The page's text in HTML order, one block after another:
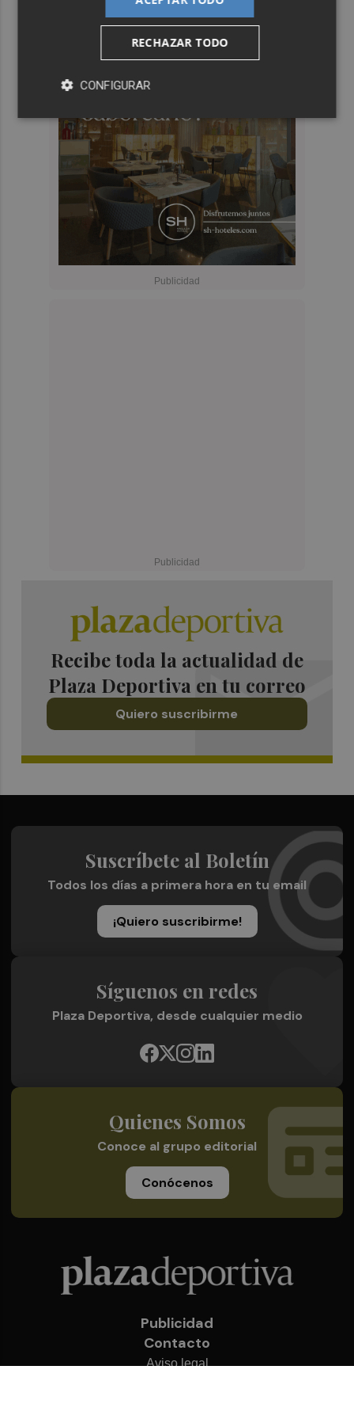
Recibe toda la actualidad de
Plaza Deportiva en tu correo
Quiero suscribirme
Suscríbete al Boletín
Todos los días a primera hora en tu email
¡Quiero suscribirme!
Síguenos en redes
Plaza Deportiva, desde cualquier medio
Quienes Somos
Conoce al grupo editorial
Conócenos
Publicidad
Contacto
Aviso legal
RECHAZAR TODO
CONFIGURAR